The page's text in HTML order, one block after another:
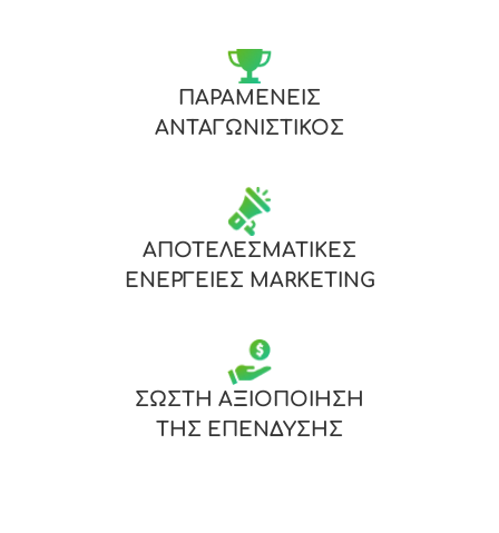
ΠΑΡΑΜΕΝΕΙΣ
ΑΝΤΑΓΩΝΙΣΤΙΚΟΣ
ΑΠΟΤΕΛΕΣΜΑΤΙΚΕΣ
ΕΝΕΡΓΕΙΕΣ MARKETING
ΣΩΣΤΗ ΑΞΙΟΠΟΙΗΣΗ
ΤΗΣ ΕΠΕΝΔΥΣΗΣ